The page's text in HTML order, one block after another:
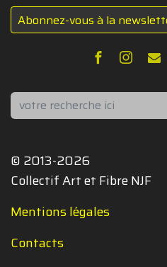
Abonnez-vous à la
Rechercher
© 2013-2026
Collectif Art et Fibre NJF
Mentions légales
Contacts